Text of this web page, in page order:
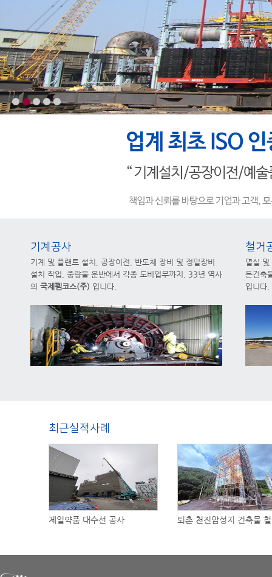
기계공사
기계 및 플랜트 설치, 공장이전, 반도체 장비 및 정밀장비
설치 작업, 중량물 운반에서 각종 도비업무까지, 33년 역사
의 국제펨코스(주) 입니다.
철거
멸실
든건축
입니다.
최근실적사례
제일약품 대수선 공사 퇴촌 천진암성지 건축물